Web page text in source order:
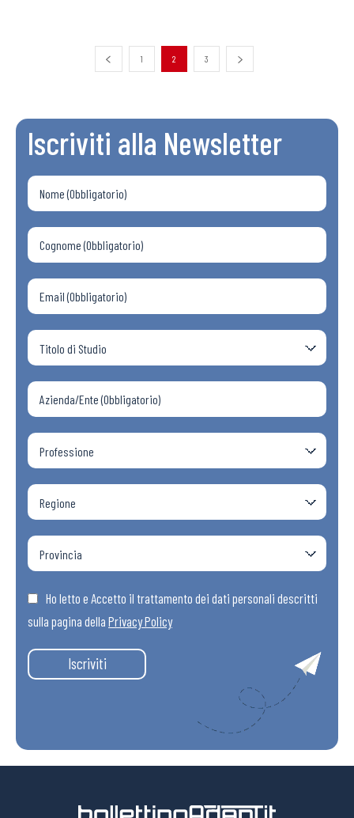
1 2 3
Iscriviti alla Newsletter
Ho letto e Accetto il trattamento dei dati personali descritti
sulla pagina della Privacy Policy
Iscriviti